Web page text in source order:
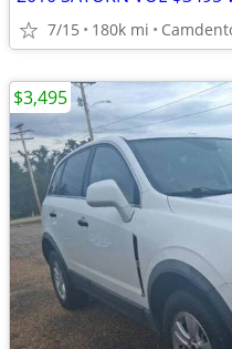
7/15 180k mi
$3,495